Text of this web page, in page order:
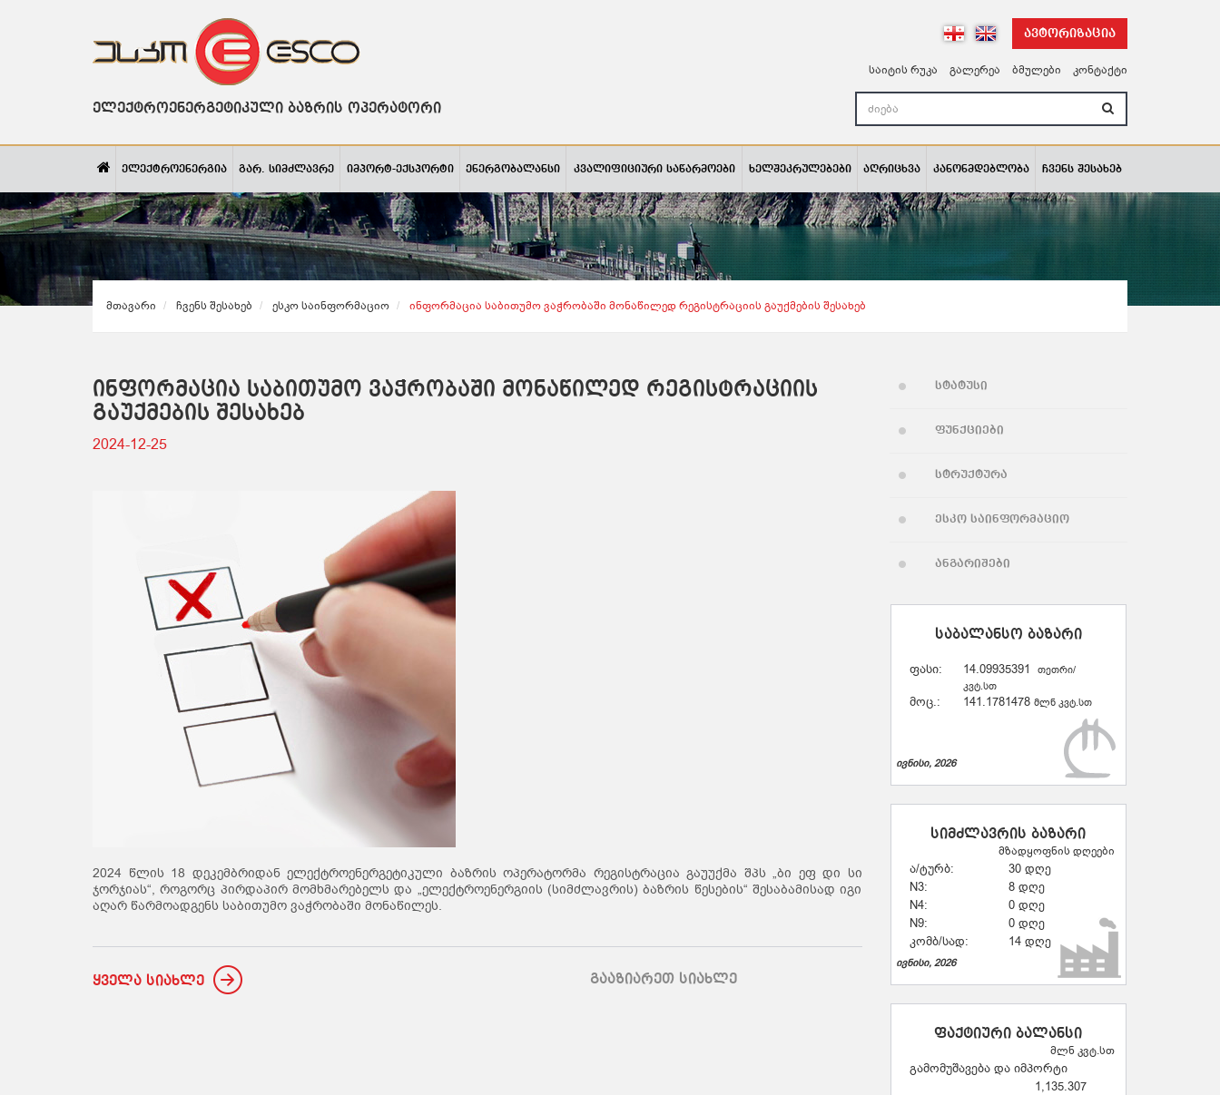
ელექტროენერგეტიკული ბაზრის ოპერატორი
ავტორიზაცია
საიტის რუკა გალერეა ბმულები კონტაქტი
ელექტროენერგია გარ. სიმძლავრე იმპორტ-ექსპორტი ენერგობალანსი კვალიფიციური საწარმოები ხელშეკრულებები აღრიცხვა კანონმდებლობა ჩვენს შესახებ
Მთავარი Ჩვენს Შესახებ Ესკო Საინფორმაციო Ინფორმაცია Საბითუმო Ვაჭრობაში Მონაწილედ Რეგისტრაციის Გაუქმების Შესახებ
ინფორმაცია საბითუმო ვაჭრობაში მონაწილედ რეგისტრაციის
გაუქმების შესახებ
2024-12-25
2024 წლის 18 დეკემბრიდან ელექტროენერგეტიკული ბაზრის ოპერატორმა რეგისტრაცია გაუუქმა შპს „ბი ეფ დი სი
ჯორჯიას“, როგორც პირდაპირ მომხმარებელს და „ელექტროენერგიის (სიმძლავრის) ბაზრის წესების“ შესაბამისად იგი
აღარ წარმოადგენს საბითუმო ვაჭრობაში მონაწილეს.
ყველა სიახლე გააზიარეთ სიახლე
სტატუსი
ფუნქციები
სტრუქტურა
ესკო საინფორმაციო
ანგარიშები
საბალანსო ბაზარი
ფასი: 14.09935391
თეთრი/
კვტ.სთ
მოც.: 141.1781478 მლნ კვტ.სთ
ივნისი, 2026
სიმძლავრის ბაზარი
მზადყოფნის დღეები
ა/ტურბ:
30 დღე
N3:
8 დღე
N4:
0 დღე
N9:
0 დღე
კომბ/სად:
14 დღე
ივნისი, 2026
ფაქტიური ბალანსი
მლნ კვტ.სთ
გამომუშავება და იმპორტი
1,135.307